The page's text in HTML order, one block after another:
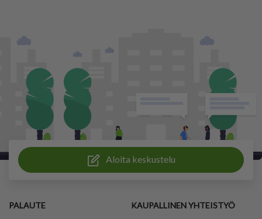
Aloita keskustelu
PALAUTE KAUPALLINEN YHTEISTYÖ